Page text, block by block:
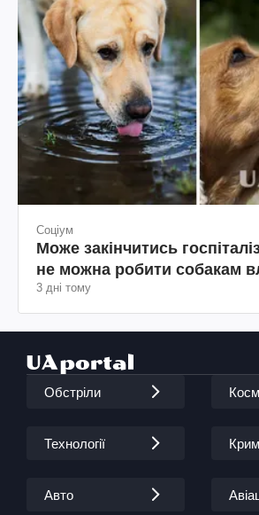
Соціум
Може закінчитись
не можна робити собакам
3 дні тому
Обстріли
Технології Крим
Авто